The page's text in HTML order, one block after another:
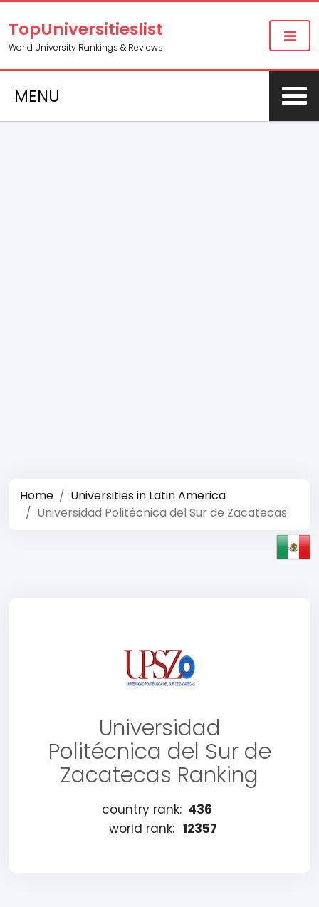
TopUniversitieslist
World University Rankings & Reviews
MENU
Home
Universities in Latin America
Universidad Politécnica del Sur de Zacatecas
Universidad
Politécnica del Sur de
Zacatecas Ranking
country rank: 436
world rank: 12357